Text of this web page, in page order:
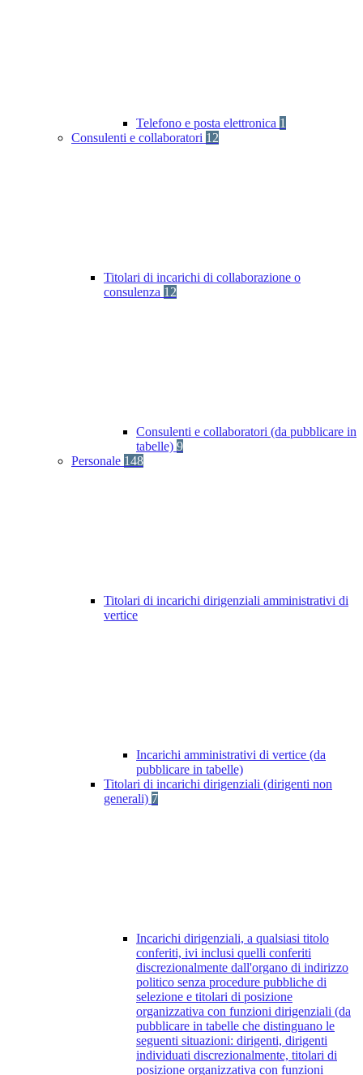
Telefono e posta elettronica 1
Consulenti e collaboratori 12
Titolari di incarichi di collaborazione o
consulenza 12
Consulenti e collaboratori (da pubblicare in
tabelle) 9
Personale 148
Titolari di incarichi dirigenziali amministrativi di
vertice
Incarichi amministrativi di vertice (da
pubblicare in tabelle)
Titolari di incarichi dirigenziali (dirigenti non
generali) 7
Incarichi dirigenziali, a qualsiasi titolo
conferiti, ivi inclusi quelli conferiti
discrezionalmente dall'organo di indirizzo
politico senza procedure pubbliche di
selezione e titolari di posizione
organizzativa con funzioni dirigenziali (da
pubblicare in tabelle che distinguano le
seguenti situazioni: dirigenti, dirigenti
individuati discrezionalmente, titolari di
posizione organizzativa con funzioni